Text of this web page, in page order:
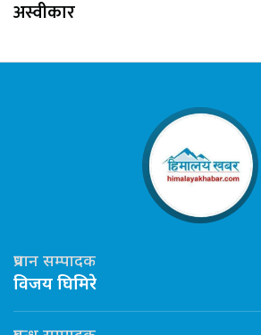
अस्वीकार
प्रधान सम्पादक
विजय घिमिरे